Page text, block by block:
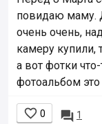
повидаю маму.
очень очень,
камеру купили,
а вот фотки
фотоальбом это
 0  1